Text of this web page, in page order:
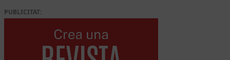
PUBLICITAT: